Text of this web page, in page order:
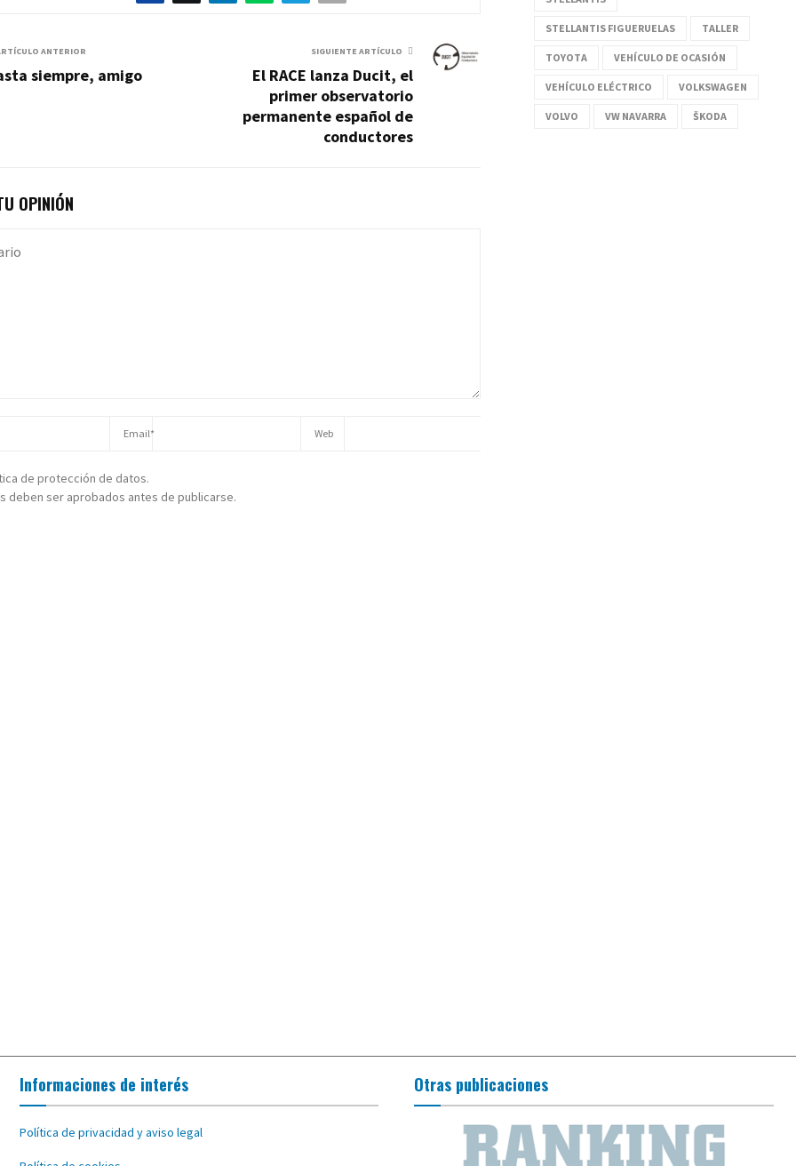
ANTERIOR
siempre, amigo
SIGUIENTE ARTÍCULO
El RACE lanza Ducit, el
primer observatorio
permanente español de
conductores
OPINIÓN
de protección de datos.
deben ser aprobados antes de publicarse.
STELLANTIS FIGUERUELAS TALLER
TOYOTA VEHÍCULO DE OCASIÓN
VEHÍCULO ELÉCTRICO VOLKSWAGEN
VOLVO VW NAVARRA ŠKODA
Informaciones de interés
Política de privacidad y aviso legal
Otras publicaciones